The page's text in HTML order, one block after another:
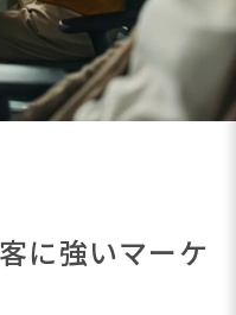
に強いマーケ